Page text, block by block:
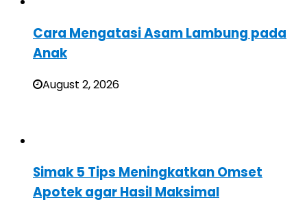
Cara Mengatasi Asam Lambung pada
Anak
August 2, 2026
Simak 5 Tips Meningkatkan Omset
Apotek agar Hasil Maksimal